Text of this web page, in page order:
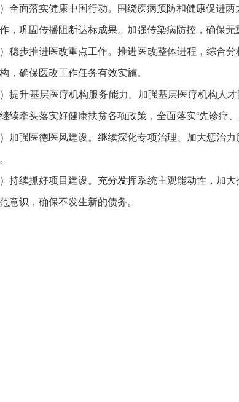
）全面落实健康中国行动。围绕疾病预防和健康促进
，巩固传播阻断达标成果。加强传染病防控，确保无
）稳步推进医改重点工作。推进医改整体进程，综合
，确保医改工作任务有效实施。
）提升基层医疗机构服务能力。加强基层医疗机构人
续牵头落实好健康扶贫各项政策，全面落实“先诊疗
）加强医德医风建设。继续深化专项治理、加大惩治
）持续抓好项目建设。充分发挥系统主观能动性，加
意识，确保不发生新的债务。